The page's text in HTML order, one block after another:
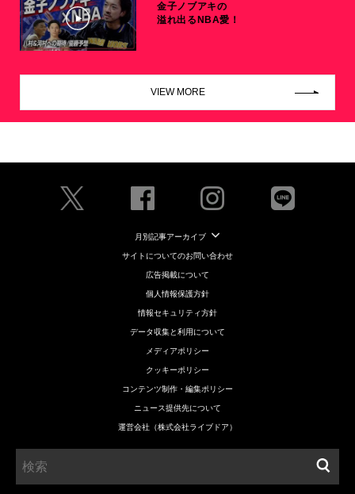
金子ノブアキの
溢れ出るNBA愛！
VIEW MORE
月別記事アーカイブ
サイトについてのお問い合わせ
広告掲載について
個人情報保護方針
情報セキュリティ方針
データ収集と利用について
メディアポリシー
クッキーポリシー
コンテンツ制作・編集ポリシー
ニュース提供先について
運営会社（株式会社ライブドア）